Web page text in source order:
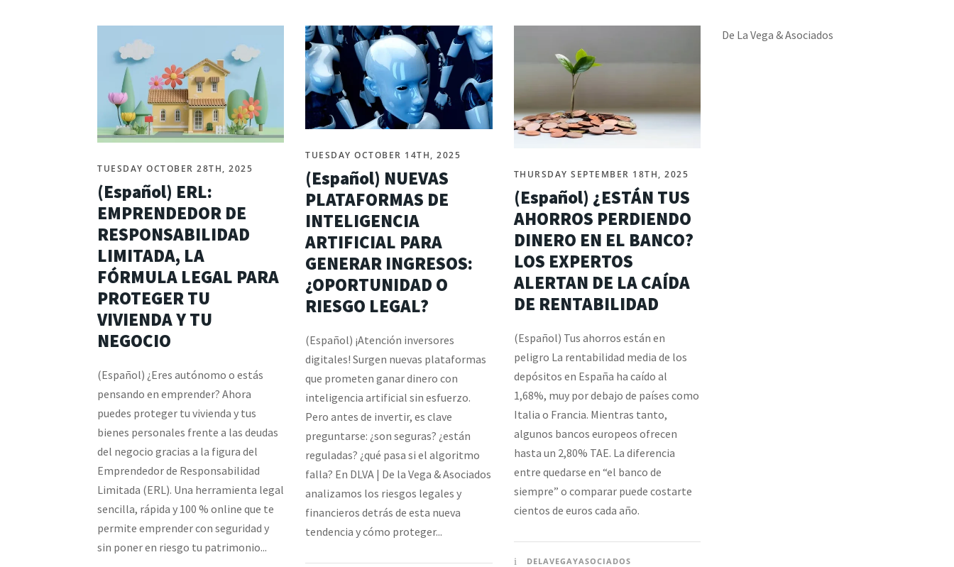
TUESDAY OCTOBER 28TH, 2025
(Español) ERL:
EMPRENDEDOR DE
RESPONSABILIDAD
LIMITADA, LA
FÓRMULA LEGAL PARA
PROTEGER TU
VIVIENDA Y TU
NEGOCIO
(Español) ¿Eres autónomo o estás
pensando en emprender? Ahora
puedes proteger tu vivienda y tus
bienes personales frente a las deudas
del negocio gracias a la figura del
Emprendedor de Responsabilidad
Limitada (ERL). Una herramienta legal
sencilla, rápida y 100 % online que te
permite emprender con seguridad y
sin poner en riesgo tu patrimonio...
TUESDAY OCTOBER 14TH, 2025
(Español) NUEVAS
PLATAFORMAS DE
INTELIGENCIA
ARTIFICIAL PARA
GENERAR INGRESOS:
¿OPORTUNIDAD O
RIESGO LEGAL?
(Español) ¡Atención inversores
digitales! Surgen nuevas plataformas
que prometen ganar dinero con
inteligencia artificial sin esfuerzo.
Pero antes de invertir, es clave
preguntarse: ¿son seguras? ¿están
reguladas? ¿qué pasa si el algoritmo
falla? En DLVA | De la Vega & Asociados
analizamos los riesgos legales y
financieros detrás de esta nueva
tendencia y cómo proteger...
THURSDAY SEPTEMBER 18TH, 2025
(Español) ¿ESTÁN TUS
AHORROS PERDIENDO
DINERO EN EL BANCO?
LOS EXPERTOS
ALERTAN DE LA CAÍDA
DE RENTABILIDAD
(Español) Tus ahorros están en
peligro La rentabilidad media de los
depósitos en España ha caído al
1,68%, muy por debajo de países como
Italia o Francia. Mientras tanto,
algunos bancos europeos ofrecen
hasta un 2,80% TAE. La diferencia
entre quedarse en “el banco de
siempre” o comparar puede costarte
cientos de euros cada año.
DELAVEGAYASOCIADOS
De La Vega & Asociados